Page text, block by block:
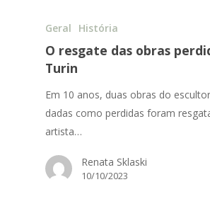
Geral História
O resgate das obras
Turin
Em 10 anos, duas obras do
dadas como perdidas foram
artista…
Renata Sklaski
10/10/2023